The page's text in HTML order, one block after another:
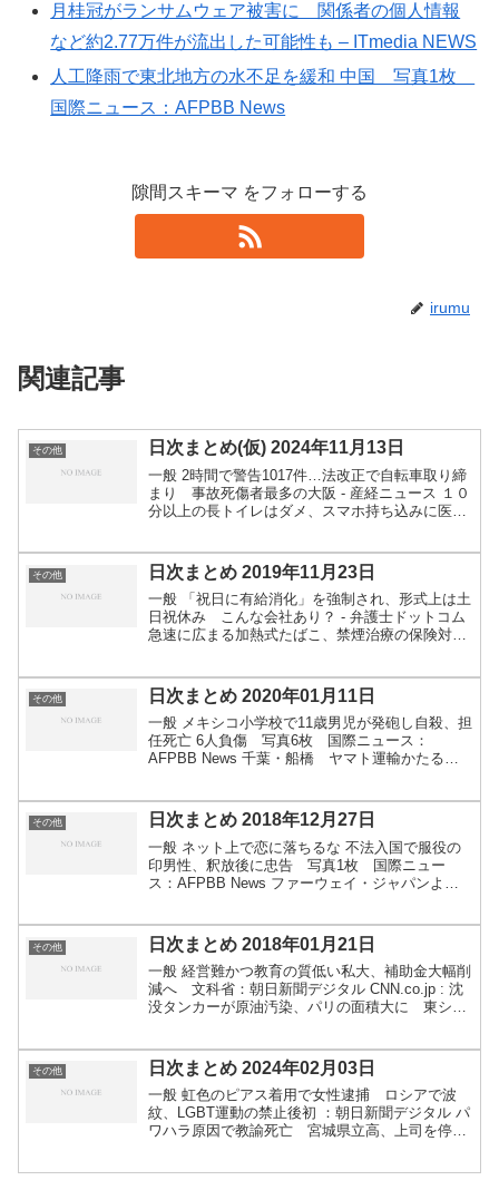
月桂冠がランサムウェア被害に 関係者の個人情報
など約2.77万件が流出した可能性も – ITmedia NEWS
人工降雨で東北地方の水不足を緩和 中国 写真1枚
国際ニュース：AFPBB News
隙間スキーマ をフォローする
irumu
関連記事
その他 日次まとめ(仮) 2024年11月13日
一般 2時間で警告1017件…法改正で自転車取り締
まり 事故死傷者最多の大阪 - 産経ニュース １０
分以上の長トイレはダメ、スマホ持ち込みに医師
その他 日次まとめ 2019年11月23日
一般 「祝日に有給消化」を強制され、形式上は土
日祝休み こんな会社あり？ - 弁護士ドットコム
急速に広まる加熱式たばこ、禁煙治療の保険対象
その他 日次まとめ 2020年01月11日
一般 メキシコ小学校で11歳男児が発砲し自殺、担
任死亡 6人負傷 写真6枚 国際ニュース：
AFPBB News 千葉・船橋 ヤマト運輸かたる電
その他 日次まとめ 2018年12月27日
一般 ネット上で恋に落ちるな 不法入国で服役の
印男性、釈放後に忠告 写真1枚 国際ニュー
ス：AFPBB News ファーウェイ・ジャパンよ
仏アルプ...
その他 日次まとめ 2018年01月21日
一般 経営難かつ教育の質低い私大、補助金大幅削
減へ 文科省：朝日新聞デジタル CNN.co.jp : 沈
没タンカーが原油汚染、パリの面積大に 東シナ
その他 日次まとめ 2024年02月03日
一般 虹色のピアス着用で女性逮捕 ロシアで波
紋、LGBT運動の禁止後初 ：朝日新聞デジタル パ
ワハラ原因で教諭死亡 宮城県立高、上司を停職